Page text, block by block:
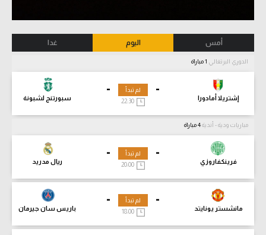
أمس اليوم غدا
الدوري البرتغالي
-
إشتريلا أمادورا
-
سبورتنج لشبونة
لم تبدأ
مباريات ودية - أندية
-
فرينكفاروزي
-
ريال مدريد
لم تبدأ
-
مانشستر يونايتد
-
باريس سان جيرمان
لم تبدأ
18:00